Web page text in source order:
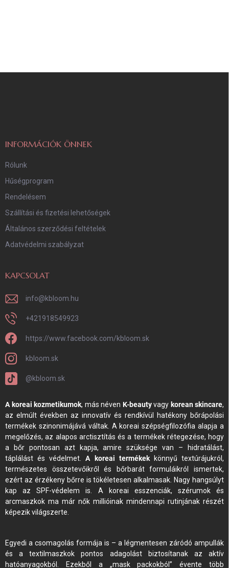
INFORMÁCIÓK ÖNNEK
Rólunk
Hűségprogram
Rendelésem
Szállítási és fizetési lehetőségek
Általános szerződési feltételek
Adatvédelmi szabályzat
KAPCSOLAT
info@kbloom.hu
+421918549923
https://www.facebook.com/kbloom.sk
kbloom.sk
@kbloom.sk
A koreai kozmetikumok, más néven K-beautyvagy korean skincare,
az elmúlt években az innovatív és rendkívül hatékony bőrápolási
termékek szinonimájává váltak. A koreai szépségfilozófia alapja a
megelőzés, az alapos arctisztítás és a termékek rétegezése, hogy
a bőr pontosan azt kapja, amire szüksége van – hidratálást,
táplálást és védelmet.A koreai termékekkönnyű textúrájukról,
természetes összetevőikről és bőrbarát formuláikról ismertek,
ezért az érzékeny bőrre is tökéletesen alkalmasak. Nagy hangsúlyt
kap az SPF-védelem is. A koreai esszenciák, szérumok és
arcmaszkok ma már nők millióinak mindennapi rutinjának részét
képezik világszerte.
Egyedi a csomagolás formája is – a légmentesen záródó ampullák
és a textilmaszkok pontos adagolást biztosítanak az aktív
hatóanyagokból. Ezekből a „mask packokból” évente több